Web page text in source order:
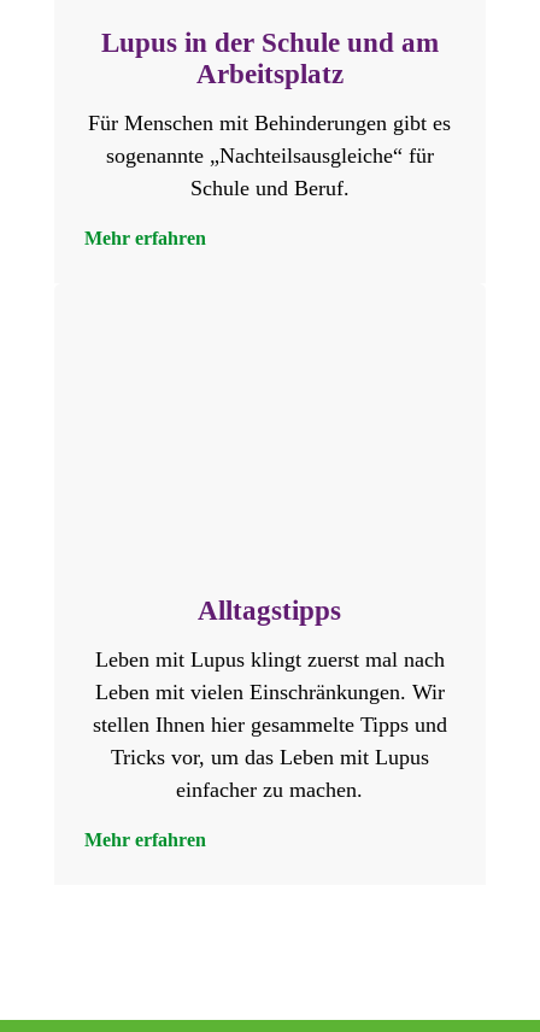
Lupus in der Schule und am
Arbeitsplatz
Für Menschen mit Behinderungen gibt es
sogenannte „Nachteilsausgleiche“ für
Schule und Beruf.
Mehr erfahren
Alltagstipps
Leben mit Lupus klingt zuerst mal nach
Leben mit vielen Einschränkungen. Wir
stellen Ihnen hier gesammelte Tipps und
Tricks vor, um das Leben mit Lupus
einfacher zu machen.
Mehr erfahren